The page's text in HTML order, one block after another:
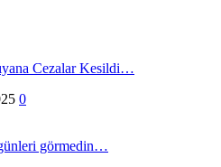
Cezalar Kesildi…
0
görmedin…